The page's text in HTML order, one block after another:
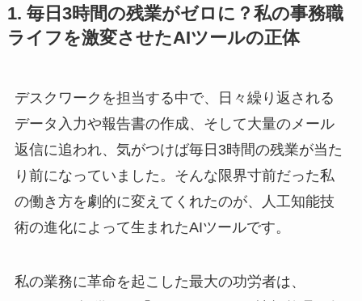
1. 毎日3時間の残業がゼロに？私の事務職
ライフを激変させたAIツールの正体
デスクワークを担当する中で、日々繰り返される
データ入力や報告書の作成、そして大量のメール
返信に追われ、気がつけば毎日3時間の残業が当た
り前になっていました。そんな限界寸前だった私
の働き方を劇的に変えてくれたのが、人工知能技
術の進化によって生まれたAIツールです。
私の業務に革命を起こした最大の功労者は、